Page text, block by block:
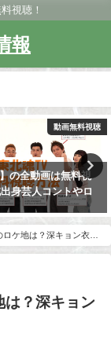
視聴！
報
動画無料視聴
の全動画は無料視
身芸人コントやロ
ケ地は？深キョン衣装
は？深キョン